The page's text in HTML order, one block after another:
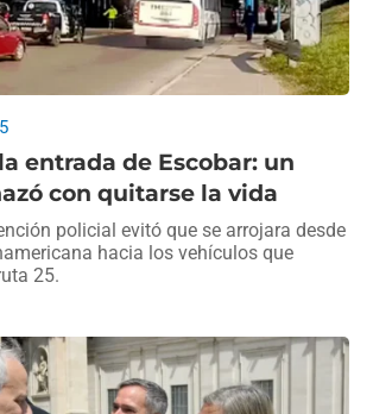
entrada de Escobar: un
con quitarse la vida
policial evitó que se arrojara desde
hacia los vehículos que
25.